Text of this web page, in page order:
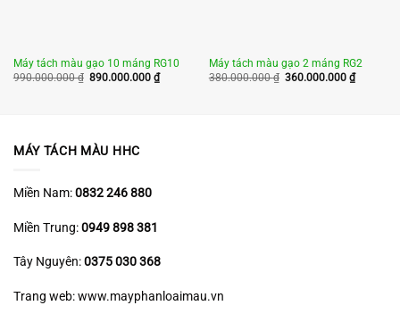
Máy tách màu gạo 10 máng RG10
990.000.000₫ Giá
890.000.000₫Giá
hiện
Máy tách màu gạo 2 máng RG2
380.000.000₫ Giá
360.000.000₫Giá
hiện
MÁY TÁCH MÀU HHC
Miền Nam:0832 246 880
Miền Trung:0949 898 381
Tây Nguyên:0375 030 368
Trang web: www.mayphanloaimau.vn